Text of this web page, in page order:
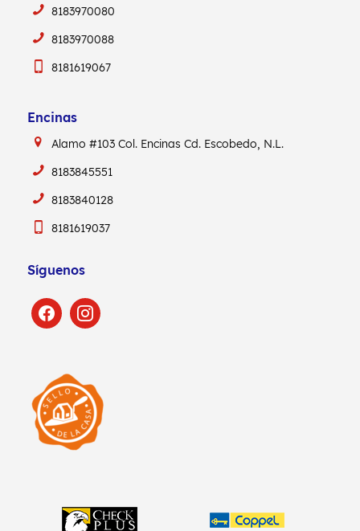
8183970080
8183970088
8181619067
Encinas
Alamo #103Col. EncinasCd. Escobedo, N.L.
8183845551
8183840128
8181619037
Síguenos